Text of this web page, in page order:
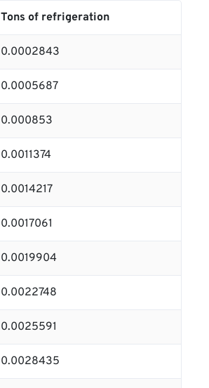
Tons of refrigeration
0.0002843
0.0005687
0.000853
0.0011374
0.0014217
0.0017061
0.0019904
0.0022748
0.0025591
0.0028435